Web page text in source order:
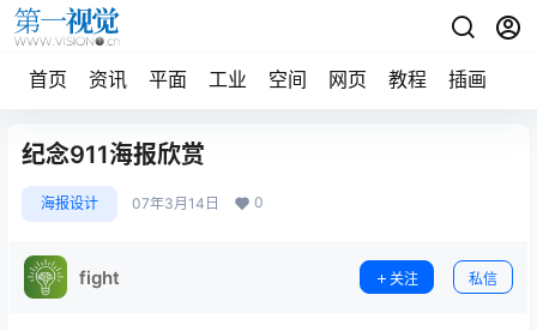
首页 资讯 平面 工业 空间 网页 教程 插画
纪念911海报欣赏
海报设计 07年3月14日 0
fight 关注 私信